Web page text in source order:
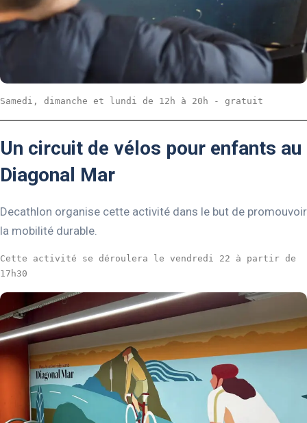
Samedi, dimanche et lundi de 12h à 20h - gratuit
Un circuit de vélos pour enfants au
Diagonal Mar
Decathlon organise cette activité dans le but de promouvoir
la mobilité durable.
Cette activité se déroulera le vendredi 22 à partir de
17h30